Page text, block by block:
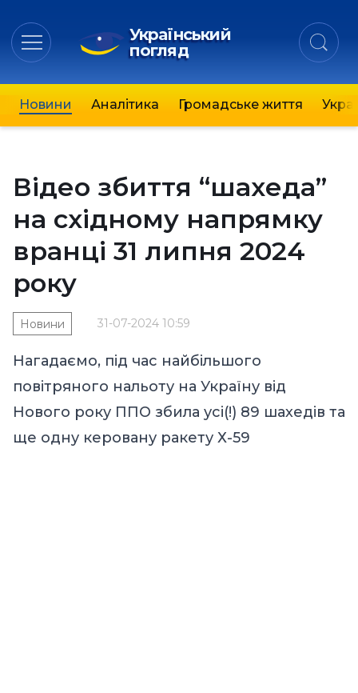
Український
погляд
Новини Аналітика Громадське життя
Відео збиття “шахеда”
на східному напрямку
вранці 31 липня 2024
року
31-07-2024 10:59
Новини
Нагадаємо, під час найбільшого
повітряного нальоту на Україну від
Нового року ППО збила усі(!) 89 шахедів та
ще одну керовану ракету Х-59